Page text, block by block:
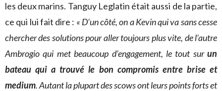
les deux marins. Tanguy Leglatin était aussi de la partie,
ce qui lui fait dire : « D’un côté, on a Kevin qui va sans cesse
chercher des solutions pour aller toujours plus vite, de l’autre
Ambrogio qui met beaucoup d’engagement, le tout sur un
bateau qui a trouvé le bon compromis entre brise et
medium. Autant la plupart des scows ont leurs points forts et